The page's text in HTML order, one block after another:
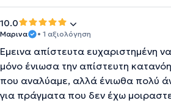
10.0
Μαρινα • 1 αξιολόγηση
Έμεινα απίστευτα ευχαριστημένη
μόνο ένιωσα την απίστευτη
που αναλύαμε, αλλά ένιωθα πολύ
για πράγματα που δεν έχω